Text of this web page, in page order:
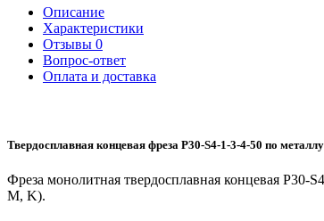
Описание
Характеристики
Отзывы 0
Вопрос-ответ
Оплата и доставка
Твердосплавная концевая фреза P30-S4-1-3-4-50 по металлу
Фреза монолитная твердосплавная концевая P30-
M, K).